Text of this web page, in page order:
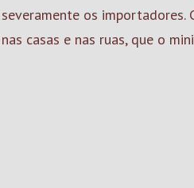
severamente os importadores.
nas casas e nas ruas, que o